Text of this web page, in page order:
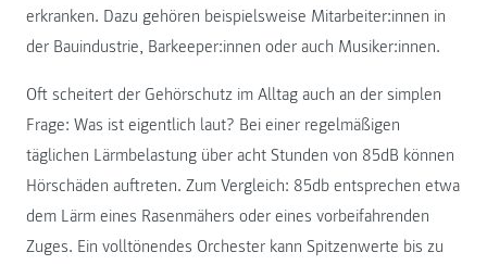
erkranken. Dazu gehören beispielsweise Mitarbeiter:innen in
der Bauindustrie, Barkeeper:innen oder auch Musiker:innen.
Oft scheitert der Gehörschutz im Alltag auch an der simplen
Frage: Was ist eigentlich laut? Bei einer regelmäßigen
täglichen Lärmbelastung über acht Stunden von 85dB können
Hörschäden auftreten. Zum Vergleich: 85db entsprechen etwa
dem Lärm eines Rasenmähers oder eines vorbeifahrenden
Zuges. Ein volltönendes Orchester kann Spitzenwerte bis zu